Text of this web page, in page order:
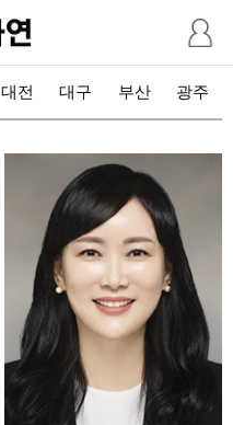
마
이
지
대전 대구 부산 광주